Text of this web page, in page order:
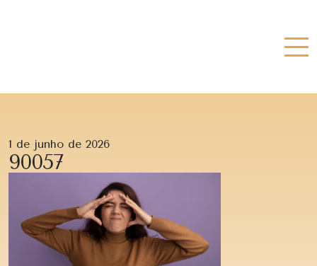
1 de junho de 2026
90057